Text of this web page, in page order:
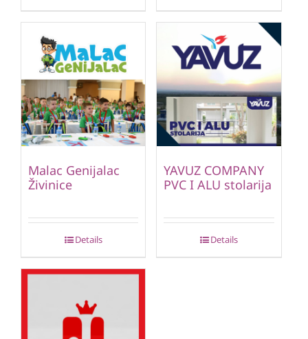
Malac Genijalac
Živinice
Details
YAVUZ COMPANY
PVC I ALU stolarija
Details